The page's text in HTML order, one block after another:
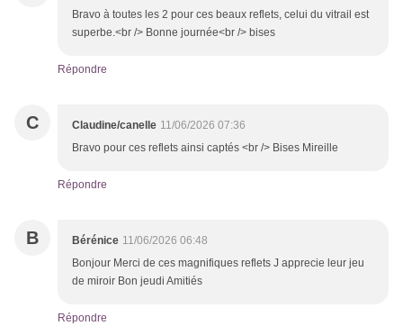
Bravo à toutes les 2 pour ces beaux reflets, celui du vitrail est
superbe.<br /> Bonne journée<br /> bises
Répondre
C Claudine/canelle 11/06/2026 07:36
Bravo pour ces reflets ainsi captés <br /> Bises Mireille
Répondre
B Bérénice 11/06/2026 06:48
Bonjour Merci de ces magnifiques reflets J apprecie leur jeu
de miroir Bon jeudi Amitiés
Répondre